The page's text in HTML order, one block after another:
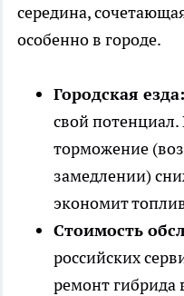
середина,
особенно в городе.
Городская езда:
свой
торможение
замедлении)
экономит
Стоимость
российских
ремонт гибрида